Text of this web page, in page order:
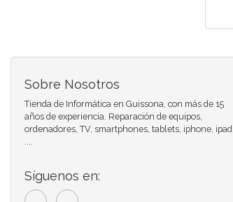
Sobre Nosotros
Tienda de Informática en Guissona, con más de 15
años de experiencia. Reparación de equipos,
ordenadores, TV, smartphones, tablets, iphone, ipad
....
Síguenos en: